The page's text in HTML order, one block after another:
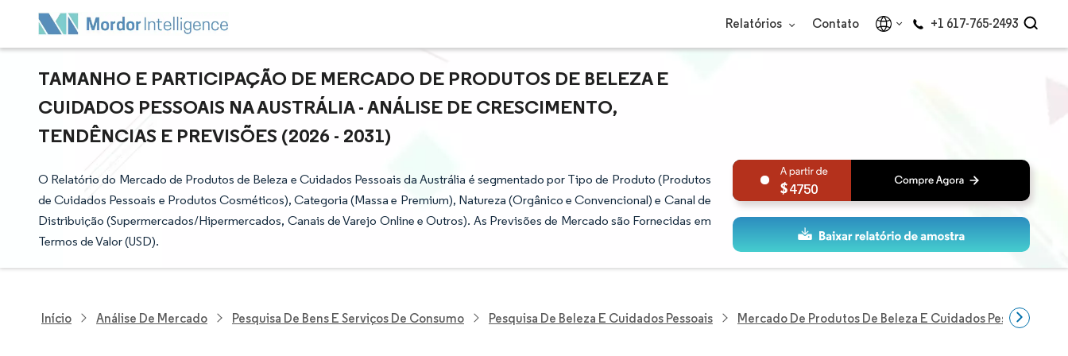
Relatórios Contato +1 617-765-2493
TAMANHO E PARTICIPAÇÃO DE MERCADO DE PRODUTOS DE BELEZA E
CUIDADOS PESSOAIS NA AUSTRÁLIA - ANÁLISE DE CRESCIMENTO,
TENDÊNCIAS E PREVISÕES (2026 - 2031)
O Relatório do Mercado de Produtos de Beleza e Cuidados Pessoais da Austrália é segmentado por Tipo de Produto (Produtos
de Cuidados Pessoais e Produtos Cosméticos), Categoria (Massa e Premium), Natureza (Orgânico e Convencional) e Canal de
Distribuição (Supermercados/Hipermercados, Canais de Varejo Online e Outros). As Previsões de Mercado são Fornecidas em
Termos de Valor (USD).
4750
Início Análise De Mercado Pesquisa De Bens E Serviços De Consumo Pesquisa De Beleza E Cuidados Pessoais Mercado De Produtos De Beleza E Cuidados Pessoais Na